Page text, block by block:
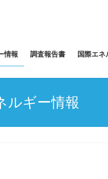
情報 調査報告書 国際エネ
ルギー情報